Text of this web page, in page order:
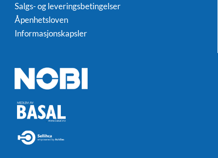
Salgs- og leveringsbetingelser
Åpenhetsloven
Informasjonskapsler